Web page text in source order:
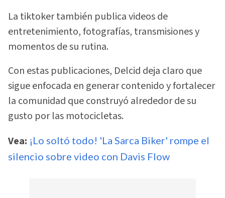
La tiktoker también publica videos de
entretenimiento, fotografías, transmisiones y
momentos de su rutina.
Con estas publicaciones, Delcid deja claro que
sigue enfocada en generar contenido y fortalecer
la comunidad que construyó alrededor de su
gusto por las motocicletas.
Vea: ¡Lo soltó todo! 'La Sarca Biker' rompe el
silencio sobre video con Davis Flow